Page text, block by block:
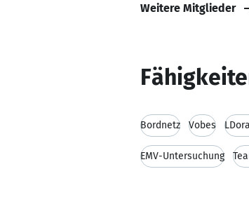
Weitere Mitglieder
Bordnetz Vobes
EMV-Untersuchung